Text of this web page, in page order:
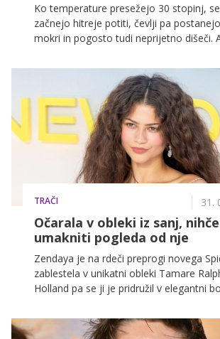
Ko temperature presežejo 30 stopinj,
začnejo hitreje potiti, čevlji pa
mokri in pogosto tudi neprijetno dišeči.
Poletni čevlji, ki dihajo, odvajajo vlago
toplote, so ključ do udobja v vročinskem
TRAČI 31.
Očarala v obleki iz sanj,
umakniti pogleda od nje
Zendaya je na rdeči preprogi novega
zablestela v unikatni obleki Tamare
Holland pa se ji je pridružil v elegantni